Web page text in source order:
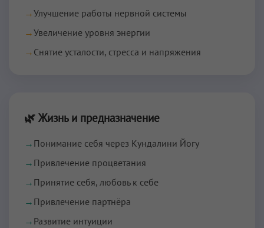
→Улучшение работы нервной системы
→Увеличение уровня энергии
→ Снятие усталости, стресса и напряжения
🌿 Жизнь и предназначение
→ Понимание себя через Кундалини Йогу
→ Привлечение процветания
→ Принятие себя, любовь к себе
→ Привлечение партнёра
→ Развитие интуиции